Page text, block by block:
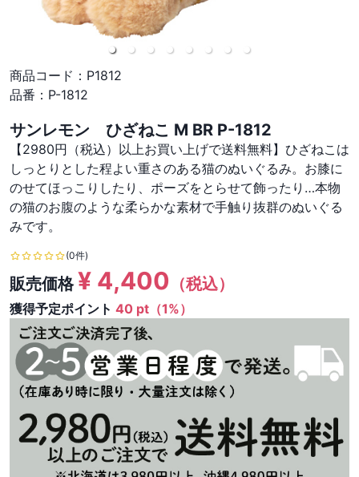
商品コード： P1812
品番： P-1812
サンレモン ひざねこ M BR P-1812
【2980円（税込）以上お買い上げで送料無料】ひざねこは
しっとりとした程よい重さのある猫のぬいぐるみ。お膝に
のせてほっこりしたり、ポーズをとらせて飾ったり…本物
の猫のお腹のような柔らかな素材で手触り抜群のぬいぐる
みです。
(0件)
販売価格¥ 4,400 （税込）
獲得予定ポイント 40 pt（1%）